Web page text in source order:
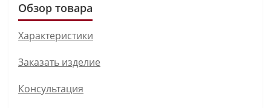
Обзор товара
Характеристики
Заказать изделие
Консультация